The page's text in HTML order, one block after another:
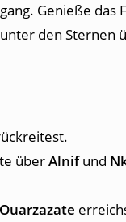
Genieße das
den Sternen
überAlnifund
Ouarzazate